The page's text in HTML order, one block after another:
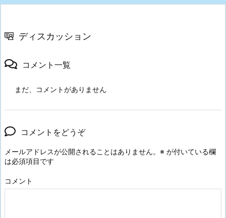
ディスカッション
コメント一覧
まだ、コメントがありません
コメントをどうぞ
メールアドレスが公開されることはありません。 ※ が付いている欄
は必須項目です
コメント